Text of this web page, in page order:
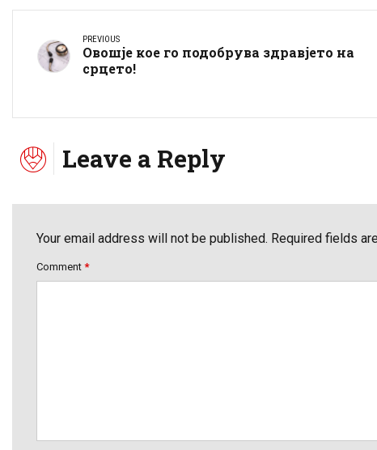
PREVIOUS
Овошје кое го подобрува здравјето на
срцето!
Leave a Reply
Your email address will not be published. Required fields
Comment *